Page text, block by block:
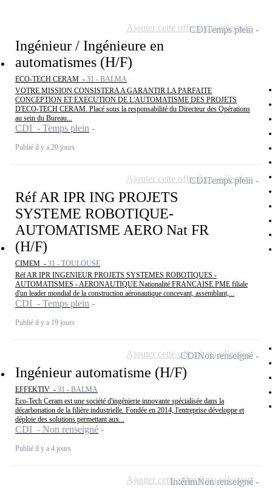
Ingénieur / Ingénieure en
automatismes (H/F)
ECO-TECH CERAM - 31 - BALMA
VOTRE MISSION CONSISTERA A GARANTIR LA PARFAITE
CONCEPTION ET EXECUTION DE L'AUTOMATISME DES PROJETS
D'ECO-TECH CERAM. Placé sous la responsabilité du Directeur des Opérations
au sein du Bureau...
CDI - Temps plein
Publié il y a 20 jours
CDITemps plein
Ajouter cette offre à ma sélection
Réf AR IPR ING PROJETS
SYSTEME ROBOTIQUE-
AUTOMATISME AERO Nat FR
(H/F)
CIMEM - 31 - TOULOUSE
Réf AR IPR INGENIEUR PROJETS SYSTEMES ROBOTIQUES -
AUTOMATISMES - AERONAUTIQUE Nationalité FRANCAISE PME filiale
d'un leader mondial de la construction aéronautique concevant, assemblant,...
CDI - Temps plein
Publié il y a 19 jours
CDITemps plein
Ajouter cette offre à ma sélection
Ingénieur automatisme (H/F)
EFFEKTIV - 31 - BALMA
Eco-Tech Ceram est une société d'ingénierie innovante spécialisée dans la
décarbonation de la filière industrielle. Fondée en 2014, l'entreprise développe et
déploie des solutions permettant aux...
CDI - Non renseigné
Publié il y a 4 jours
CDINon renseigné
Ajouter cette offre à ma sélection
IntérimNon renseigné
Ajouter cette offre à ma sélection